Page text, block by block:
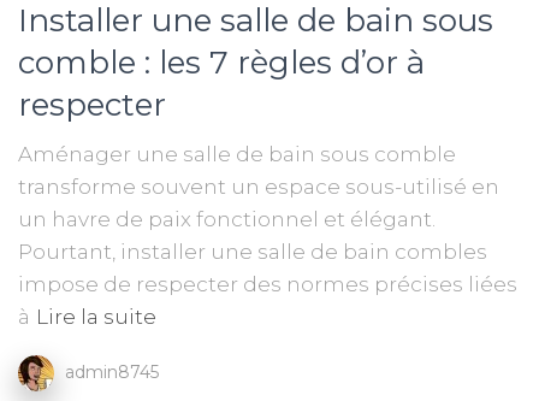
Installer une salle de bain sous
comble : les 7 règles d’or à
respecter
Aménager une salle de bain sous comble
transforme souvent un espace sous-utilisé en
un havre de paix fonctionnel et élégant.
Pourtant, installer une salle de bain combles
impose de respecter des normes précises liées
à Lire la suite
admin8745